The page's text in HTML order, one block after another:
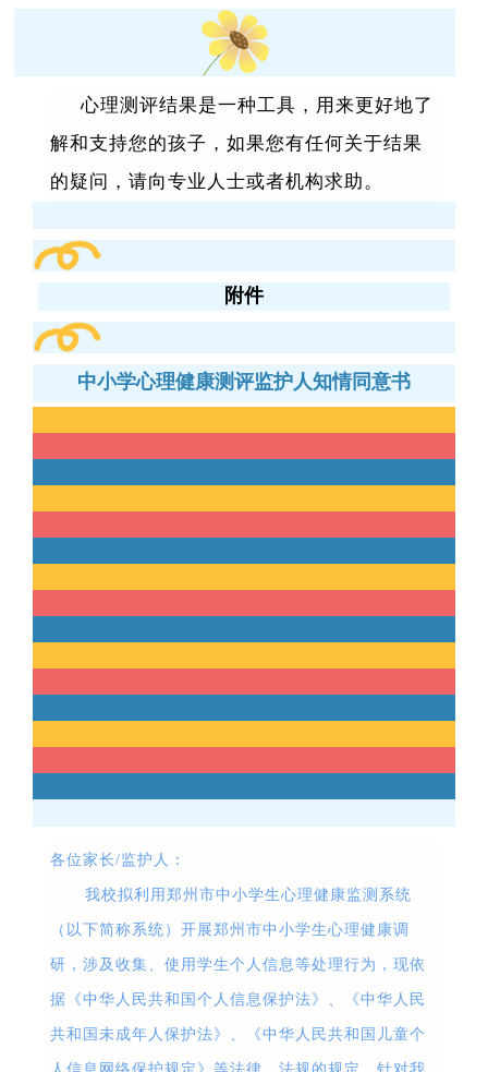
心理测评结果是一种工具，用来更好地了
解和支持您的孩子，如果您有任何关于结果
的疑问，请向专业人士或者机构求助。
附件
中小学心理健康测评监护人知情同意书
各位家长/监护人：
我校拟利用郑州市中小学生心理健康监测系统
（以下简称系统）开展郑州市中小学生心理健康调
研，涉及收集、使用学生个人信息等处理行为，现依
据《中华人民共和国个人信息保护法》、《中华人民
共和国未成年人保护法》、《中华人民共和国儿童个